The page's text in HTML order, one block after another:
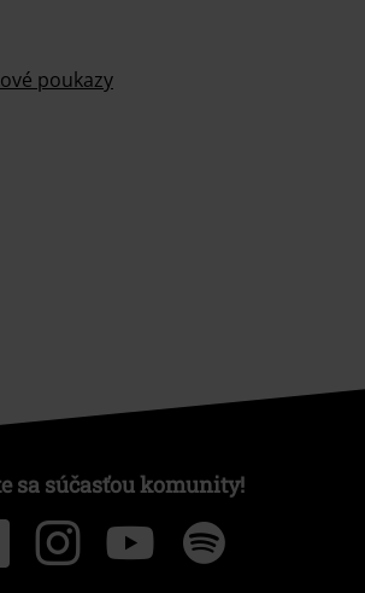
poukazy
sa súčasťou komunity!